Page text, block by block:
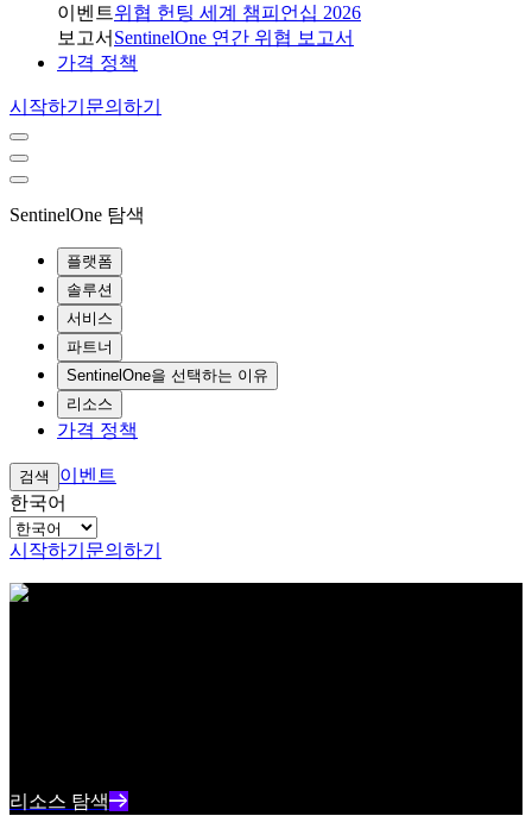
이벤트위협 헌팅 세계 챔피언십 2026
보고서 SentinelOne 연간 위협 보고서
가격 정책
시작하기 문의하기
SentinelOne 탐색
플랫폼
솔루션
서비스
파트너
SentinelOne을 선택하는 이유
리소스
가격 정책
검색
이벤트
한국어
시작하기 문의하기
아이브로우 테스트 콘텐츠 텍스트
리소스 탐색